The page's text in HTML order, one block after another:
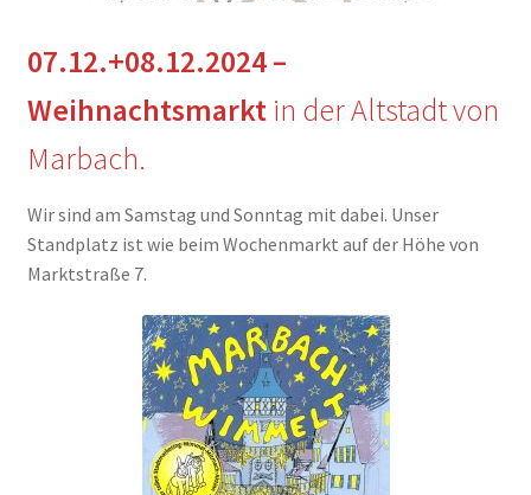
07.12.+08.12.2024 –
Weihnachtsmarkt in der Altstadt von
Marbach.
Wir sind am Samstag und Sonntag mit dabei. Unser
Standplatz ist wie beim Wochenmarkt auf der Höhe von
Marktstraße 7.